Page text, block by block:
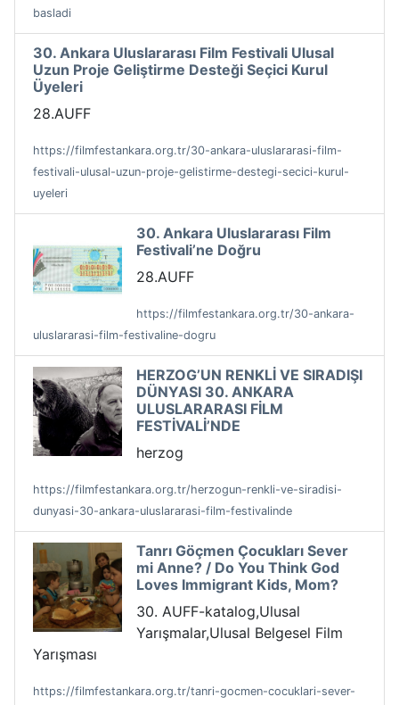
basladi
30. Ankara Uluslararası Film Festivali Ulusal
Uzun Proje Geliştirme Desteği Seçici Kurul
Üyeleri
28.AUFF
https://filmfestankara.org.tr/30-ankara-uluslararasi-film-
festivali-ulusal-uzun-proje-gelistirme-destegi-secici-kurul-
uyeleri
30. Ankara Uluslararası Film
Festivali’ne Doğru
28.AUFF
https://filmfestankara.org.tr/30-ankara-
uluslararasi-film-festivaline-dogru
HERZOG’UN RENKLİ VE SIRADIŞI
DÜNYASI 30. ANKARA
ULUSLARARASI FİLM
FESTİVALİ’NDE
herzog
https://filmfestankara.org.tr/herzogun-renkli-ve-siradisi-
dunyasi-30-ankara-uluslararasi-film-festivalinde
Tanrı Göçmen Çocukları Sever
mi Anne? / Do You Think God
Loves Immigrant Kids, Mom?
30. AUFF-katalog,Ulusal
Yarışmalar,Ulusal Belgesel Film
Yarışması
https://filmfestankara.org.tr/tanri-gocmen-cocuklari-sever-